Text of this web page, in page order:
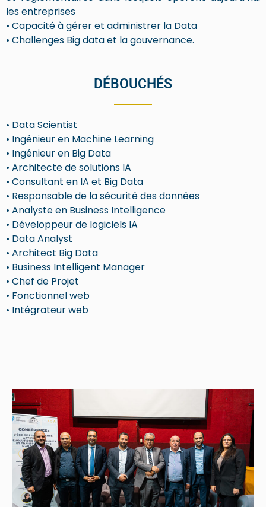
les entreprises
• Capacité à gérer et administrer la Data
• Challenges Big data et la gouvernance.
DÉBOUCHÉS
• Data Scientist
• Ingénieur en Machine Learning
• Ingénieur en Big Data
• Architecte de solutions IA
• Consultant en IA et Big Data
• Responsable de la sécurité des données
• Analyste en Business Intelligence
• Développeur de logiciels IA
• Data Analyst
• Architect Big Data
• Business Intelligent Manager
• Chef de Projet
• Fonctionnel web
• Intégrateur web